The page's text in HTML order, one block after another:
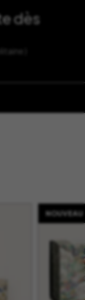
dès
)
NOUVEAU